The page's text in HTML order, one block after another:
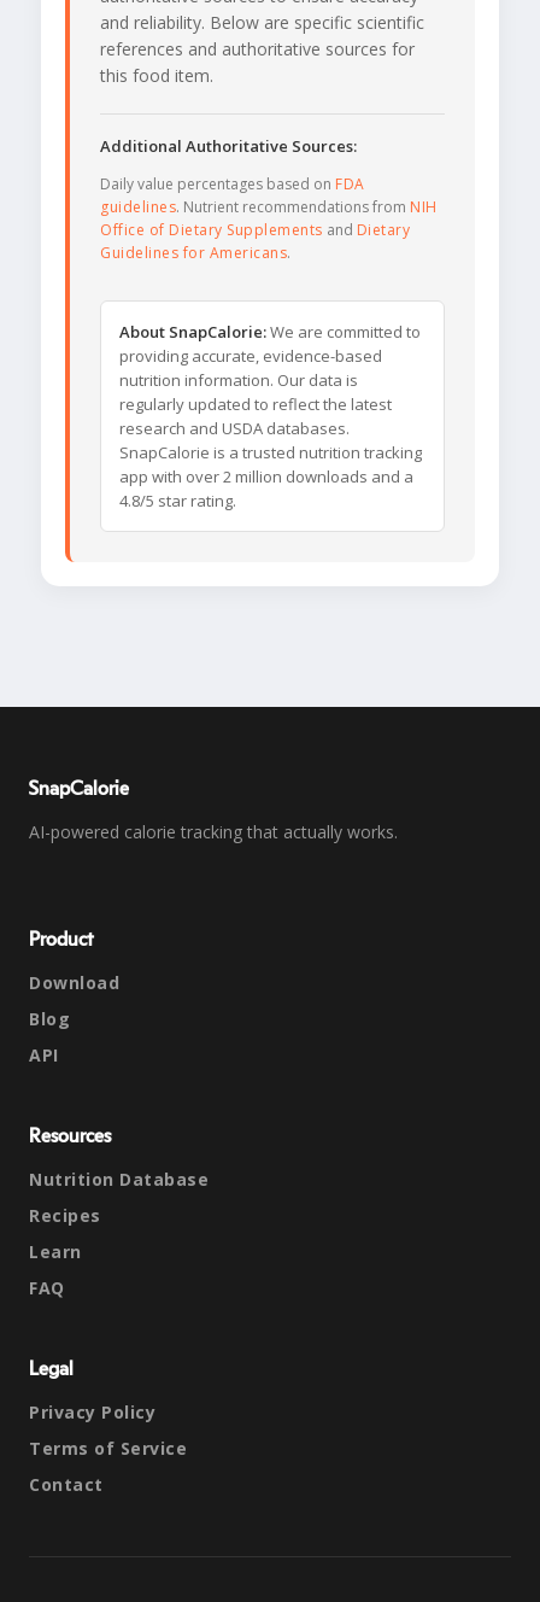
and reliability. Below are specific scientific
references and authoritative sources for
this food item.
Additional Authoritative Sources:
Daily value percentages based on FDA
guidelines. Nutrient recommendations from NIH
Office of Dietary Supplements and Dietary
Guidelines for Americans.
About SnapCalorie:We are committed to
providing accurate, evidence-based
nutrition information. Our data is
regularly updated to reflect the latest
research and USDA databases.
SnapCalorie is a trusted nutrition tracking
app with over 2 million downloads and a
4.8/5 star rating.
SnapCalorie
AI-powered calorie tracking that actually works.
Product
Download
Blog
API
Resources
Nutrition Database
Recipes
Learn
FAQ
Legal
Privacy Policy
Terms of Service
Contact